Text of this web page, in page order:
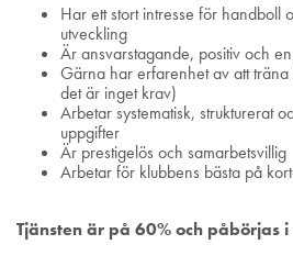
Har ett stort intresse för handboll
utveckling
Är ansvarstagande, positiv och
Gärna har erfarenhet av att
det är inget krav)
Arbetar systematisk, strukturerat
uppgifter
Är prestigelös och samarbetsvillig
Arbetar för klubbens bästa på
Tjänsten är på 60% och påbörjas